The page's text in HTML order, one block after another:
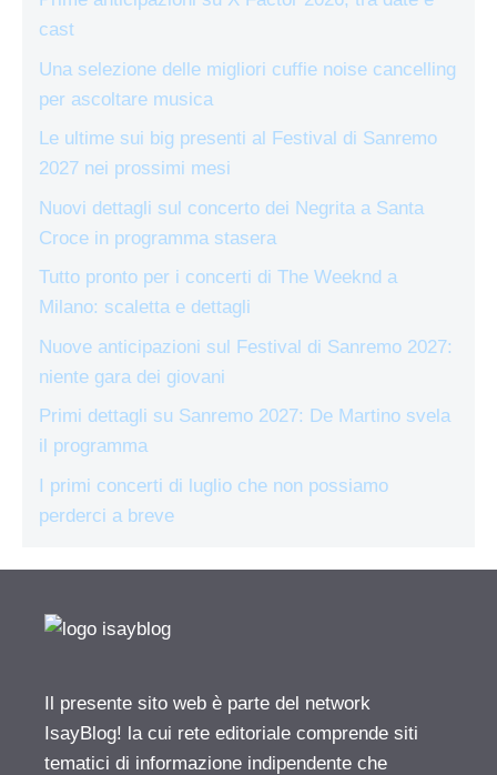
cast
Una selezione delle migliori cuffie noise cancelling
per ascoltare musica
Le ultime sui big presenti al Festival di Sanremo
2027 nei prossimi mesi
Nuovi dettagli sul concerto dei Negrita a Santa
Croce in programma stasera
Tutto pronto per i concerti di The Weeknd a
Milano: scaletta e dettagli
Nuove anticipazioni sul Festival di Sanremo 2027:
niente gara dei giovani
Primi dettagli su Sanremo 2027: De Martino svela
il programma
I primi concerti di luglio che non possiamo
perderci a breve
Il presente sito web è parte del network
IsayBlog! la cui rete editoriale comprende siti
tematici di informazione indipendente che